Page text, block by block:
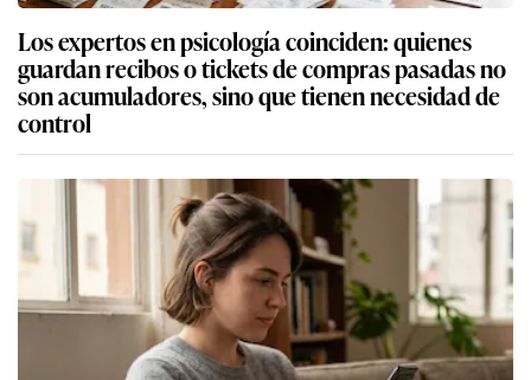
Los expertos en psicología coinciden: quienes
guardan recibos o tickets de compras pasadas no
son acumuladores, sino que tienen necesidad de
control